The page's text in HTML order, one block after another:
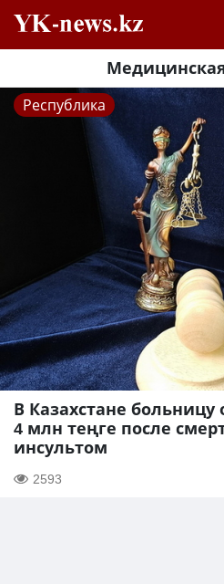
Республика
В Казахстане
4 млн теңге после
инсультом
2593